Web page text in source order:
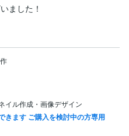
ました！
イル作成・画像デザイン
きます ご購入を検討中の方専用